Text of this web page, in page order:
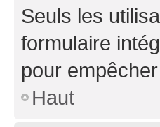
Seuls les
formulaire
pour
Haut